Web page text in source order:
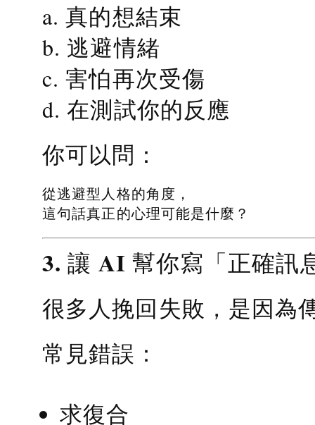
a. 真的想結束
b. 逃避情緒
c. 害怕再次受傷
d. 在測試你的反應
你可以問：
從逃避型人格的角度，
這句話真正的心理可能是什麼？
3. 讓 AI 幫你寫「正確訊
很多人挽回失敗，是因為
常見錯誤：
求復合